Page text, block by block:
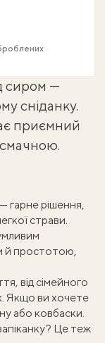
сиром —
сніданку.
приємний
гарне рішення,
страви.
й простотою,
від сімейного
Якщо ви хочете
або ковбаски.
? Це теж